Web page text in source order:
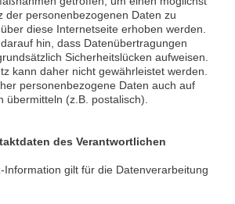
der personenbezogenen Daten zu
diese Internetseite erhoben werden.
hin, dass Datenübertragungen
Sicherheitslücken aufweisen.
kann daher nicht gewährleistet werden.
personenbezogene Daten auch auf
übermitteln (z.B. postalisch).
des Verantwortlichen
Information gilt für die Datenverarbeitung